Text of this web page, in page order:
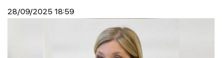
28/09/2025 18:59